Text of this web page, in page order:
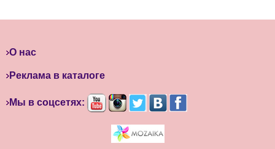
О нас
Реклама в каталоге
Мы в соцсетях: